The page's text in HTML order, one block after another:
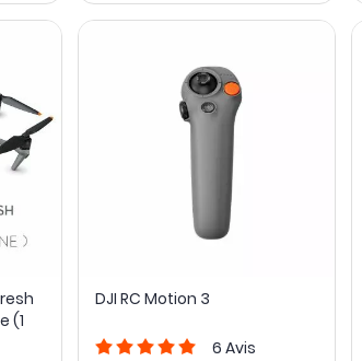
(1
DJI RC Motion 3
6 Avis